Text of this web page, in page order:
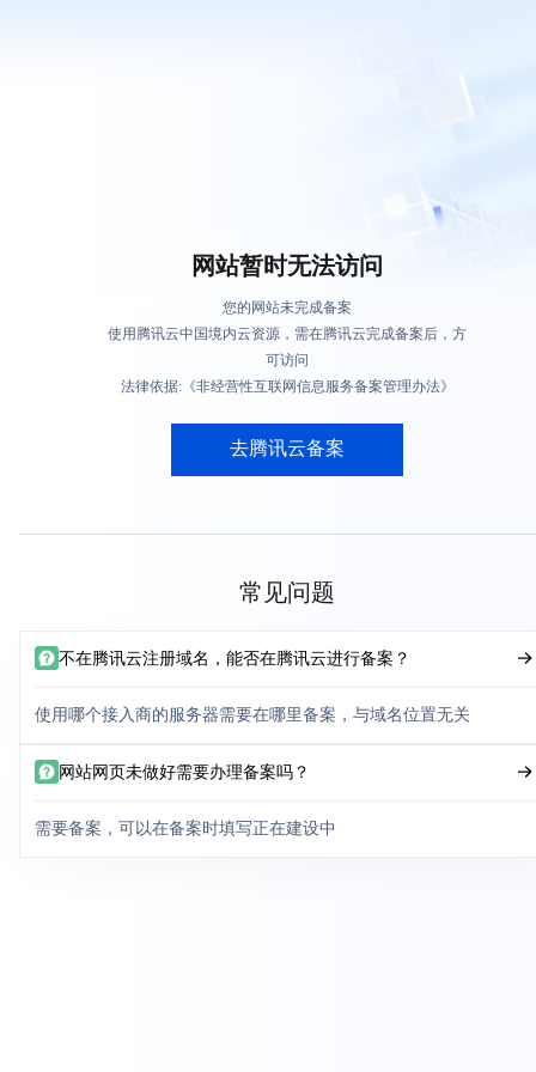
网站暂时无法访问
您的网站未完成备案
使用腾讯云中国境内云资源，需在腾讯云完成备案后，方
可访问
法律依据:《非经营性互联网信息服务备案管理办法》
去腾讯云备案
常见问题
不在腾讯云注册域名，能否在腾讯云进行备案？
使用哪个接入商的服务器需要在哪里备案，与域名位置无关
网站网页未做好需要办理备案吗？
需要备案，可以在备案时填写正在建设中